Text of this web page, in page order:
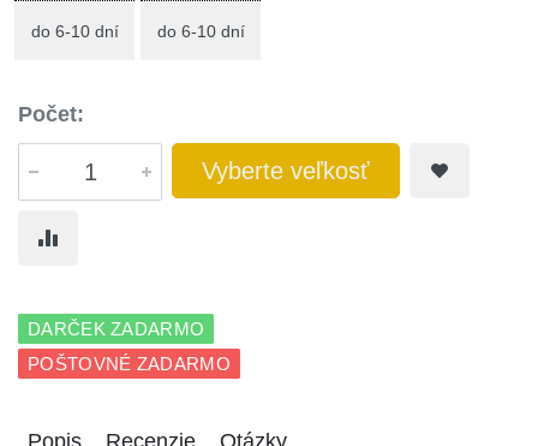
do 6-10 dní do 6-10 dní
Počet:
Vyberte veľkosť
DARČEK ZADARMO
POŠTOVNÉ ZADARMO
Popis Recenzie Otázky